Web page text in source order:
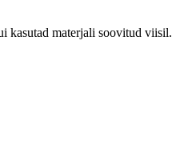
kasutad materjali soovitud viisil.